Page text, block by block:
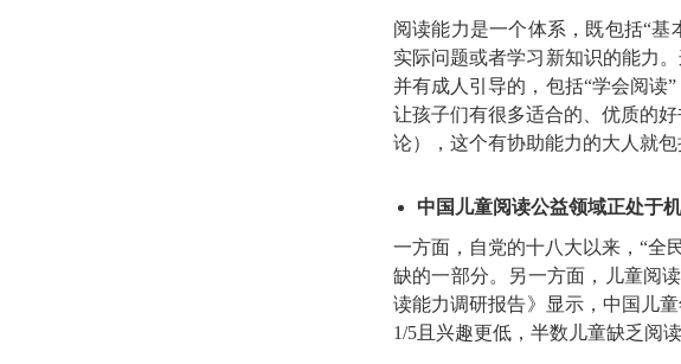
阅读能力是一个体系，既包括“
实际问题或者学习新知识的能力
并有成人引导的，包括“学会阅读
让孩子们有很多适合的、优质的
论），这个有协助能力的大人就
中国儿童阅读公益领域正处于
一方面，自党的十八大以来，“全
缺的一部分。另一方面，儿童阅
读能力调研报告》显示， 中国儿
1/5且兴趣更低，半数儿童缺乏阅读